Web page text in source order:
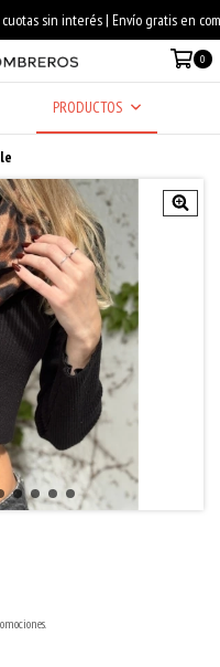
0
PRODUCTOS